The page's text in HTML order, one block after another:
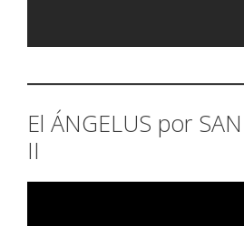
El ÁNGELUS por
II